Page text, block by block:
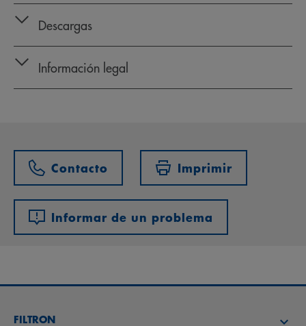
Descargas
Información legal
Contacto Imprimir
Informar de un problema
FILTRON